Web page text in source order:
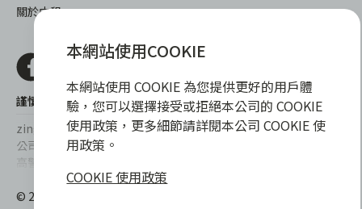
關於中租
謹慎衡量自身財務狀況，理性理財最安心
zingala銀角零卡/仲信資融沒有代辦公司及代辦業務，也未與代辦
公司合作，更不會要求您提供實體銀行提款卡或實體信用卡，請提
高警覺，勿受騙上當！
提醒您，消費前請審慎評估財務狀況，理性理財最安心。總費用年
百分率區間為0%~15.9%，實際費用率，仍以各合作商家提供之商
© 2022 仲信資融股份有限公司 Chailease Consumer Finance
本網站使用COOKIE
本網站使用 COOKIE 為您提供更好的用戶體
驗，您可以選擇接受或拒絕本公司的 COOKIE
使用政策，更多細節請詳閱本公司 COOKIE 使
用政策。
COOKIE 使用政策